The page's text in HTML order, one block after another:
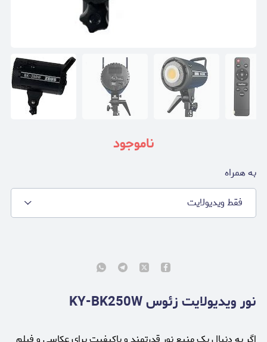
ناموجود
به همراه
فقط ویدیولایت
نور ویدیولایت زئوس KY-BK250W